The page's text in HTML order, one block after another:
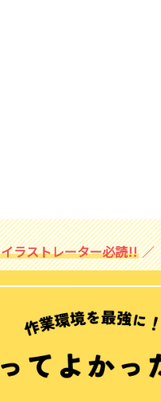
イラストレーター必読!!